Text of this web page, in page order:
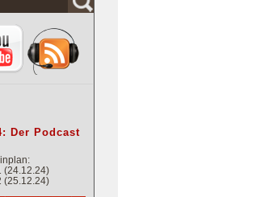
Der Podcast
(24.12.24)
(25.12.24)